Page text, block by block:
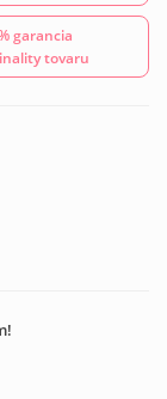
garancia
tovaru